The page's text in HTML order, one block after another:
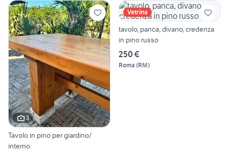
3
Tavolo in pino per giardino/
interno
Vetrina
tavolo, panca, divano, credenza
in pino russo
250 €
Roma (RM)